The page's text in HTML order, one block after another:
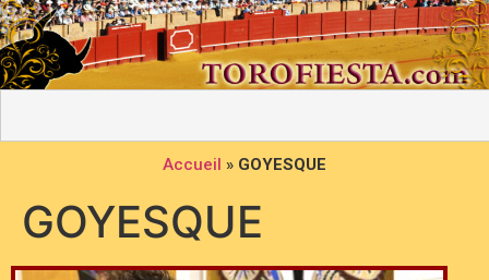
Accueil » GOYESQUE
GOYESQUE